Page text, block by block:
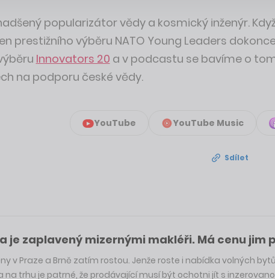
popularizátor vědy a kosmický inženýr.
prestižního výběru NATO Young Leaders
Innovators 20 a v podcastu se bavíme o
na podporu české vědy.
YouTube YouTube Music
Sdílet
je zaplavený mizernými makléři. Má cenu jim
v Praze a Brně zatím rostou. Jenže roste i nabídka volných
trhu je patrné, že prodávající musí být ochotni jít s